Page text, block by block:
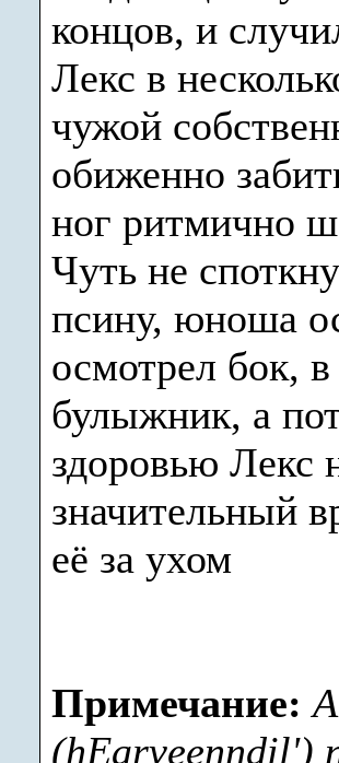
концов, и
Лекс в
чужой
обиженно
ног ритмично
Чуть не
псину, юноша
осмотрел бок,
булыжник, а
здоровью Лекс
значительный
её за ухом
Примечание:
(hEarveenndil')